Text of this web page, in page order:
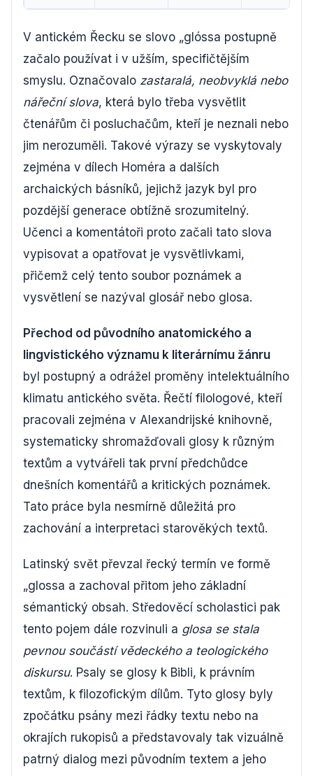
V antickém Řecku se slovo „glóssa postupně
začalo používat i v užším, specifičtějším
smyslu. Označovalo zastaralá, neobvyklá nebo
nářeční slova, která bylo třeba vysvětlit
čtenářům či posluchačům, kteří je neznali nebo
jim nerozuměli. Takové výrazy se vyskytovaly
zejména v dílech Homéra a dalších
archaických básníků, jejichž jazyk byl pro
pozdější generace obtížně srozumitelný.
Učenci a komentátoři proto začali tato slova
vypisovat a opatřovat je vysvětlivkami,
přičemž celý tento soubor poznámek a
vysvětlení se nazýval glosář nebo glosa.
Přechod od původního anatomického a
lingvistického významu k literárnímu žánru
byl postupný a odrážel proměny intelektuálního
klimatu antického světa. Řečtí filologové, kteří
pracovali zejména v Alexandrijské knihovně,
systematicky shromažďovali glosy k různým
textům a vytvářeli tak první předchůdce
dnešních komentářů a kritických poznámek.
Tato práce byla nesmírně důležitá pro
zachování a interpretaci starověkých textů.
Latinský svět převzal řecký termín ve formě
„glossa a zachoval přitom jeho základní
sémantický obsah. Středověcí scholastici pak
tento pojem dále rozvinuli a glosa se stala
pevnou součástí vědeckého a teologického
diskursu. Psaly se glosy k Bibli, k právním
textům, k filozofickým dílům. Tyto glosy byly
zpočátku psány mezi řádky textu nebo na
okrajích rukopisů a představovaly tak vizuálně
patrný dialog mezi původním textem a jeho